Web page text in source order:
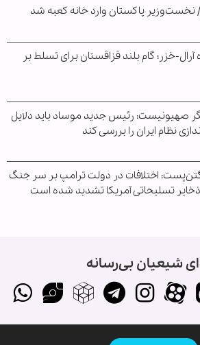
نخست‌وزیر پاکستان وارد خانه کعبه شد
آرال-خزر؛ گام بلند قزاقستان برای تسلط بر
صهیونیست: رئیس جدید موساد باید دلایل
نظام ایران را بررسی کند
اختلافات در دولت ترامپ بر سر جنگ
تسلیحاتی آمریکا تشدید شده است
شیعیان بی‌رسانه